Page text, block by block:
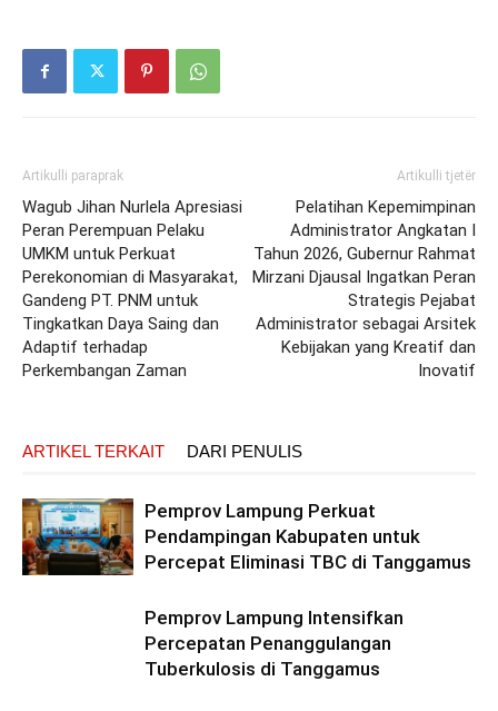
Artikulli paraprak
Wagub Jihan Nurlela Apresiasi
Peran Perempuan Pelaku
UMKM untuk Perkuat
Perekonomian di Masyarakat,
Gandeng PT. PNM untuk
Tingkatkan Daya Saing dan
Adaptif terhadap
Perkembangan Zaman
Artikulli tjetër
Pelatihan Kepemimpinan
Administrator Angkatan I
Tahun 2026, Gubernur Rahmat
Mirzani Djausal Ingatkan Peran
Strategis Pejabat
Administrator sebagai Arsitek
Kebijakan yang Kreatif dan
Inovatif
ARTIKEL TERKAIT DARI PENULIS
Pemprov Lampung Perkuat
Pendampingan Kabupaten untuk
Percepat Eliminasi TBC di Tanggamus
Pemprov Lampung Intensifkan
Percepatan Penanggulangan
Tuberkulosis di Tanggamus